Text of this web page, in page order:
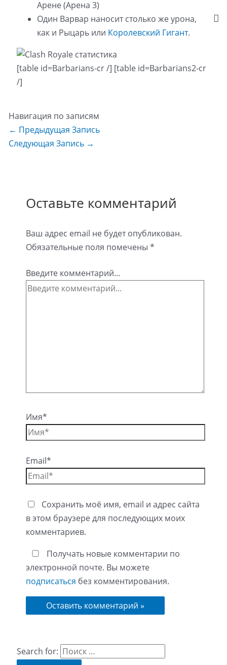
Арене (Арена 3)
Один Варвар наносит столько же урона,
как и Рыцарь или Королевский Гигант.
[table id=Barbarians-cr /] [table id=Barbarians2-cr
/]
Навигация по записям
← Предыдущая Запись
Следующая Запись →
Оставьте комментарий
Ваш адрес email не будет опубликован.
Обязательные поля помечены *
Введите комментарий...
Имя*
Email*
Сохранить моё имя, email и адрес сайта
в этом браузере для последующих моих
комментариев.
Получать новые комментарии по
электронной почте. Вы можете
подписаться без комментирования.
Search for: